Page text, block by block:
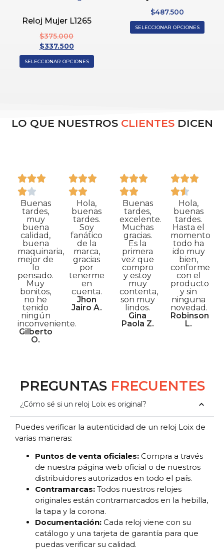
Reloj Mujer L1265
$375.000
$337.500
SELECCIONAR OPCIONES
$487.500
SELECCIONAR OPCIONES
LO QUE NUESTROS CLIENTESDICEN
Buenas
tardes,
muy
buena
calidad,
buena
maquinaria,
mejor de
lo
pensado.
Muy
bonitos,
no he
tenido
ningún
inconveniente.
Gilberto
O.
Hola,
buenas
tardes.
Soy
fanático
de la
marca,
gracias
por
tenerme
en
cuenta.
Jhon
Jairo A.
Buenas
tardes,
excelente.
Muchas
gracias.
Es la
primera
vez que
compro
y estoy
muy
contenta,
son muy
lindos.
Gina
Paola Z.
Hola,
buenas
tardes.
Hasta el
momento
todo ha
ido muy
bien,
conforme
con el
producto
y sin
ninguna
novedad.
Robinson
L.
PREGUNTAS FRECUENTES
¿Cómo sé si un reloj Loix es original?
Puedes verificar la autenticidad de un reloj Loix de
varias maneras:
Puntos de venta oficiales: Compra a través
de nuestra página web oficial o de nuestros
distribuidores autorizados en todo el país.
Contramarcas: Todos nuestros relojes
originales están contramarcados en la hebilla,
la tapa y la corona.
Documentación: Cada reloj viene con su
catálogo y una tarjeta de garantía para que
puedas verificar su calidad.